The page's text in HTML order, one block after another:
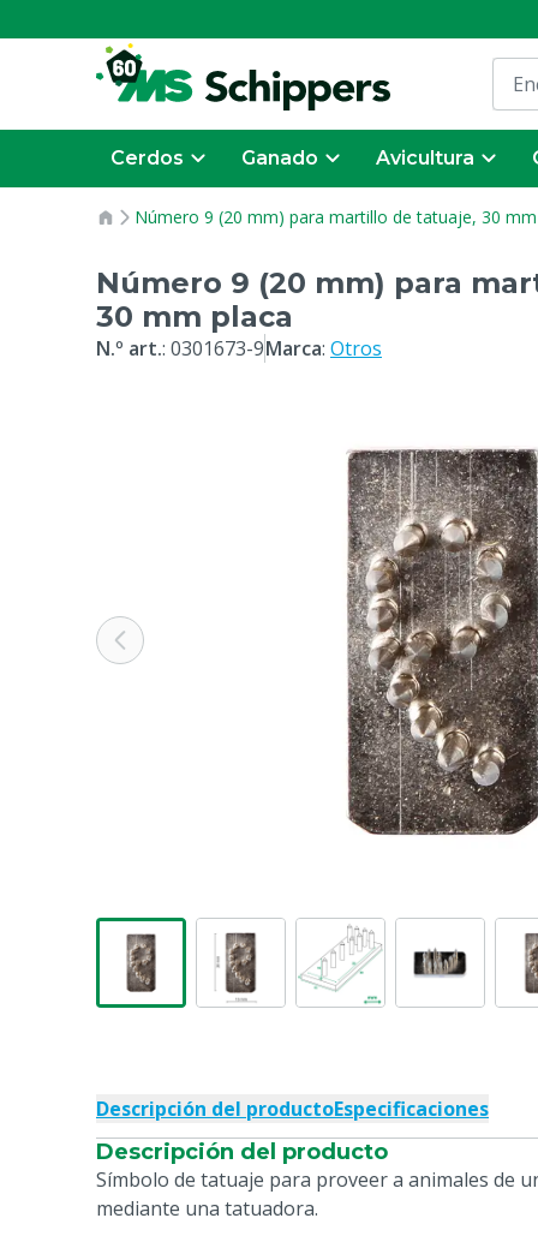
Cerdos Ganado Avicultura
Número 9 (20 mm) para martillo de tatuaje, 30
Número 9 (20 mm) para
30 mm placa
N.º art.: 0301673-9Marca: Otros
Descripción del productoEspecificaciones
Descripción del producto
Símbolo de tatuaje para proveer a animales de
mediante una tatuadora.